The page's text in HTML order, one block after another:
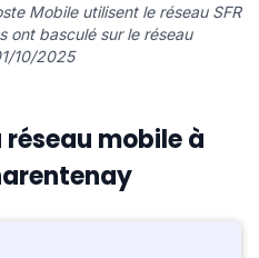
Mobile utilisent le réseau SFR
ont basculé sur le réseau
10/2025
mobile à